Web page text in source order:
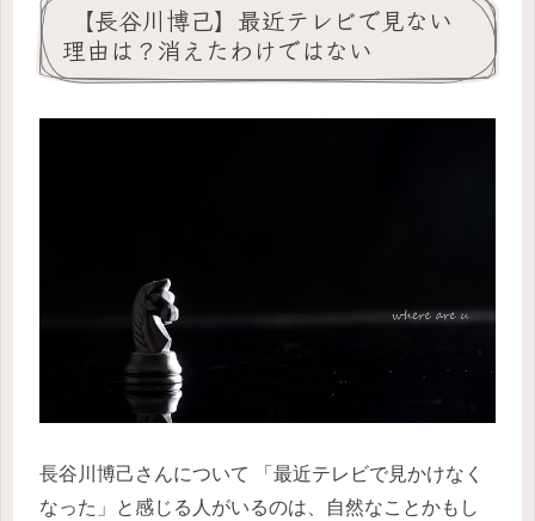
【長谷川博己】最近テレビで見ない
理由は？消えたわけではない
長谷川博己さんについて 「最近テレビで見かけなく
なった」と感じる人がいるのは、自然なことかもし